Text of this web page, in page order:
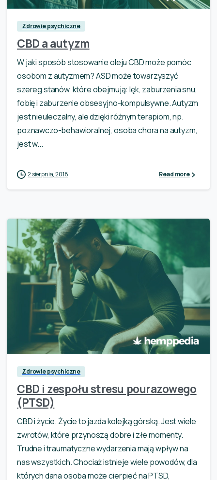
Zdrowie psychiczne
CBD a autyzm
W jaki sposób stosowanie oleju CBD może pomóc
osobom z autyzmem? ASD może towarzyszyć
szereg stanów, które obejmują: lęk, zaburzenia snu,
fobię i zaburzenie obsesyjno-kompulsywne. Autyzm
jest nieuleczalny, ale dzięki różnym terapiom, np.
poznawczo-behawioralnej, osoba chora na autyzm,
jest w...
2 sierpnia, 2018 Read more
0
Zdrowie psychiczne
CBD i zespołu stresu pourazowego
(PTSD)
CBD i życie. Życie to jazda kolejką górską. Jest wiele
zwrotów, które przynoszą dobre i złe momenty.
Trudne i traumatyczne wydarzenia mają wpływ na
nas wszystkich. Chociaż istnieje wiele powodów, dla
których dana osoba może cierpieć na PTSD,